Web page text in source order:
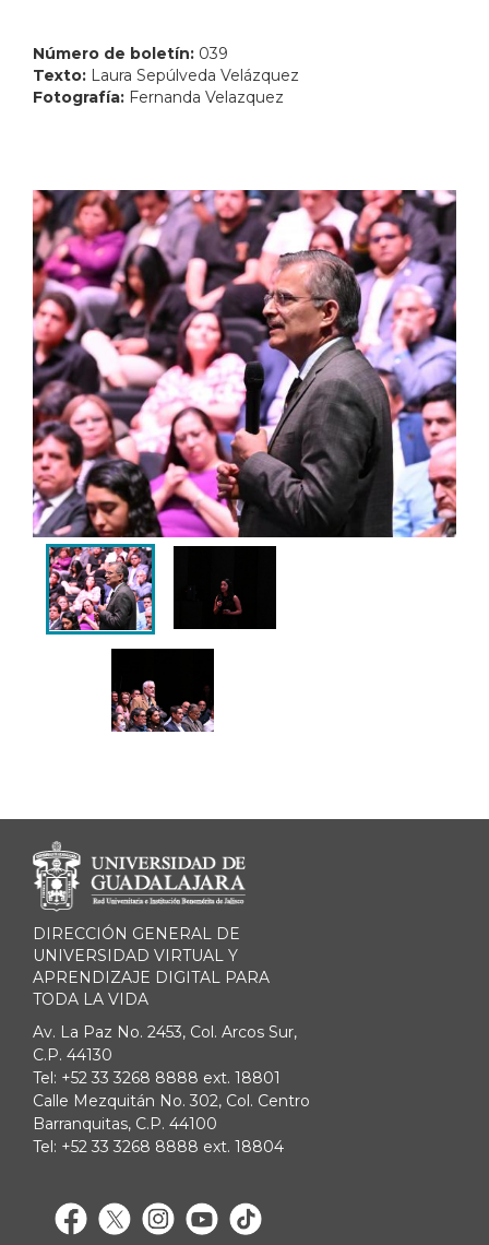
Número de boletín: 039
Texto: Laura Sepúlveda Velázquez
Fotografía: Fernanda Velazquez
DIRECCIÓN GENERAL DE
UNIVERSIDAD VIRTUAL Y
APRENDIZAJE DIGITAL PARA
TODA LA VIDA
Av. La Paz No. 2453, Col. Arcos Sur,
C.P. 44130
Tel: +52 33 3268 8888 ext. 18801
Calle Mezquitán No. 302, Col. Centro
Barranquitas, C.P. 44100
Tel: +52 33 3268 8888 ext. 18804